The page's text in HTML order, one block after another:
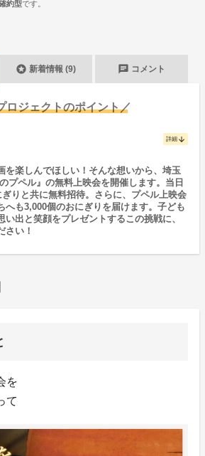
約型です。
stars 新着情報 (9) chat コメント
ロジェクトのポイント／
詳細 arrow_downward
を楽しんでほしい！そんな想いから、埼玉
プペル』の無料上映会を開催します。当日
りと共に無料招待。さらに、プペル上映会
へも3,000個のおにぎりを届けます。子ども
出と笑顔をプレゼントするこの挑戦に、
さい！
を
て